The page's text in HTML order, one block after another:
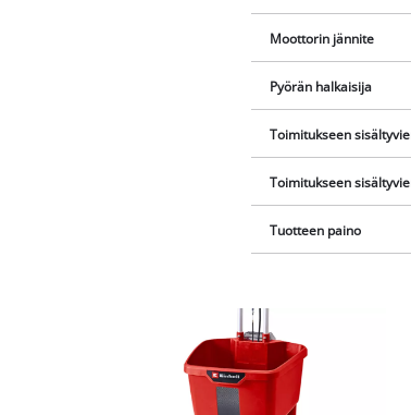
Moottorin jännite
Pyörän halkaisija
Toimitukseen
Toimitukseen
Tuotteen paino